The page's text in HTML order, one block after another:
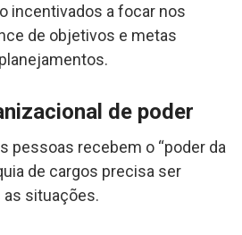
incentivados a focar nos
de objetivos e metas
de poder
pessoas recebem o “poder da
de cargos precisa ser
situações.